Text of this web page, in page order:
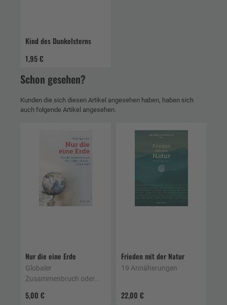
Kind des Dunkelsterns
1,95 €
Schon gesehen?
Kunden die sich diesen Artikel angesehen haben, haben sich
auch folgende Artikel angesehen.
Nur die eine Erde
5,00 €
Globaler
Zusammenbruch oder
Wahl
Frieden mit der Natur
22,00 €
19 Annäherungen